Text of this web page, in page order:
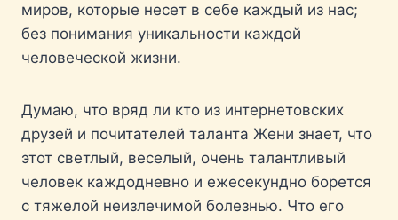
миров, которые несет в себе каждый из нас;
без понимания уникальности каждой
человеческой жизни.
Думаю, что вряд ли кто из интернетовских
друзей и почитателей таланта Жени знает, что
этот светлый, веселый, очень талантливый
человек каждодневно и ежесекундно борется
с тяжелой неизлечимой болезнью. Что его